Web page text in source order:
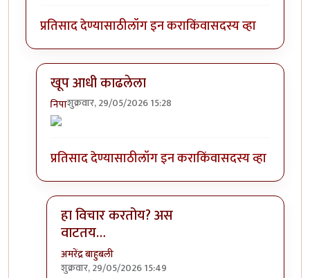
प्रतिसाद देण्यासाठीलॉग इन कराकिंवासदस्य व्हा
खूप आधी काढलेला
निपाशुक्रवार, 29/05/2026 15:28
In reply to
प्रतिसाद देण्यासाठीलॉग इन कराकिंवासदस्य व्हा
हा विचार करतोय? अस
वाटतय…
अमरेंद्र बाहुबली
शुक्रवार, 29/05/2026 15:49